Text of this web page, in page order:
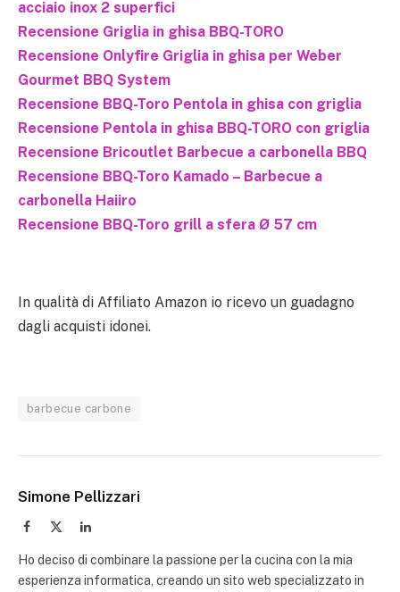
acciaio inox 2 superfici
Recensione Griglia in ghisa BBQ-TORO
Recensione Onlyfire Griglia in ghisa per Weber
Gourmet BBQ System
Recensione BBQ-Toro Pentola in ghisa con griglia
Recensione Pentola in ghisa BBQ-TORO con griglia
Recensione Bricoutlet Barbecue a carbonella BBQ
Recensione BBQ-Toro Kamado – Barbecue a
carbonella Haiiro
Recensione BBQ-Toro grill a sfera Ø 57 cm
In qualità di Affiliato Amazon io ricevo un guadagno
dagli acquisti idonei.
barbecue carbone
Simone Pellizzari
Facebook LinkedIn
Ho deciso di combinare la passione per la cucina con la mia
esperienza informatica, creando un sito web specializzato in